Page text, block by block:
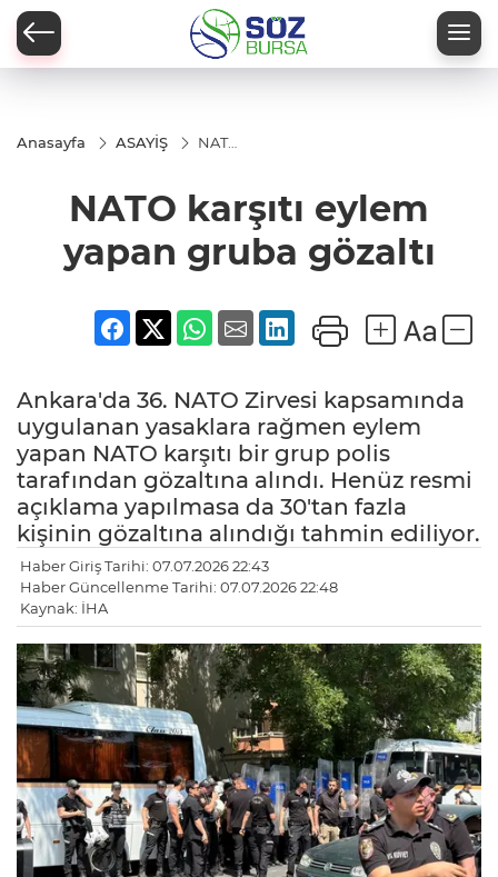
Anasayfa ASAYİŞ
NATO
gruba
NATO karşıtı eylem
yapan gruba gözaltı
Ankara'da 36. NATO Zirvesi kapsamında
uygulanan yasaklara rağmen eylem
yapan NATO karşıtı bir grup polis
tarafından gözaltına alındı. Henüz resmi
açıklama yapılmasa da 30'tan fazla
kişinin gözaltına alındığı tahmin ediliyor.
Haber Giriş Tarihi: 07.07.2026 22:43
Haber Güncellenme Tarihi: 07.07.2026 22:48
Kaynak: İHA